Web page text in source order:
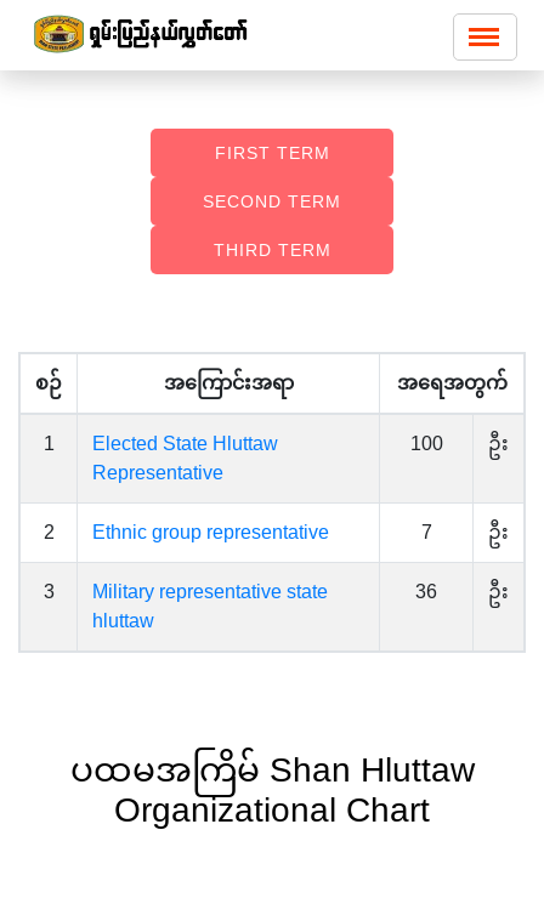
FIRST TERM
SECOND TERM
THIRD TERM
စဉ် အကြောင်းအရာ အရေအတွက်
1
Elected State Hluttaw
Representative
100 ဦး
2 Ethnic group representative 7 ဦး
3
Military representative state
hluttaw
36 ဦး
ပထမအကြိမ် Shan Hluttaw
Organizational Chart